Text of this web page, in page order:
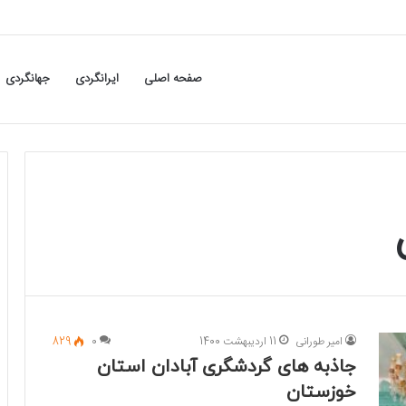
صفحه اصلی ایرانگردی جهانگردی
امیر طورانی 11 اردیبهشت 1400 0
829
جاذبه های گردشگری آبادان استان
خوزستان